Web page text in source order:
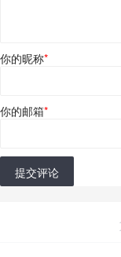
你的昵称*
你的邮箱*
提交评论